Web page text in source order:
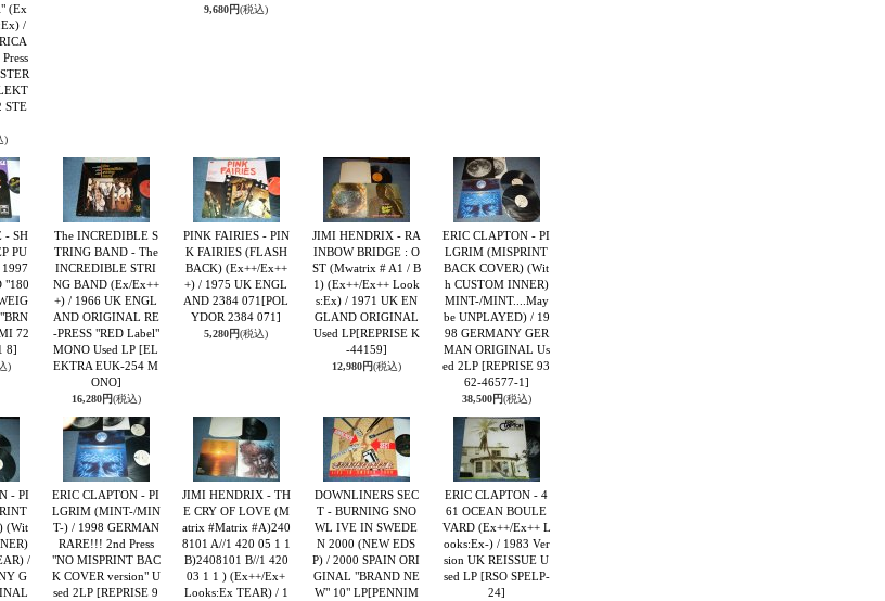
(Ex
/
STE
)
9,680円(税込)
- SH
PU
"180
72
8]
)
The INCREDIBLE S
TRING BAND - The
INCREDIBLE STRI
NG BAND (Ex/Ex++
+) / 1966 UK ENGL
AND ORIGINAL RE
-PRESS "RED Label"
MONO Used LP [EL
EKTRA EUK-254 M
ONO]
16,280円(税込)
PINK FAIRIES - PIN
K FAIRIES (FLASH
BACK) (Ex++/Ex++
+) / 1975 UK ENGL
AND 2384 071[POL
YDOR 2384 071]
5,280円(税込)
JIMI HENDRIX - RA
INBOW BRIDGE : O
ST (Mwatrix # A1 / B
1) (Ex++/Ex++ Look
s:Ex) / 1971 UK EN
GLAND ORIGINAL
Used LP[REPRISE K
-44159]
12,980円(税込)
ERIC CLAPTON - PI
LGRIM (MISPRINT
BACK COVER) (Wit
h CUSTOM INNER)
MINT-/MINT....May
be UNPLAYED) / 19
98 GERMANY GER
MAN ORIGINAL Us
ed 2LP [REPRISE 93
62-46577-1]
38,500円(税込)
- PI
(Wit
/
G
ERIC CLAPTON - PI
LGRIM (MINT-/MIN
T-) / 1998 GERMAN
RARE!!! 2nd Press
"NO MISPRINT BAC
K COVER version" U
sed 2LP [REPRISE 9
JIMI HENDRIX - TH
E CRY OF LOVE (M
atrix #Matrix #A)240
8101 A//1 420 05 1 1
B)2408101 B//1 420
03 1 1 ) (Ex++/Ex+
Looks:Ex TEAR) / 1
DOWNLINERS SEC
T - BURNING SNO
WL IVE IN SWEDE
N 2000 (NEW EDS
P) / 2000 SPAIN ORI
GINAL "BRAND NE
W" 10" LP[PENNIM
ERIC CLAPTON - 4
61 OCEAN BOULE
VARD (Ex++/Ex++ L
ooks:Ex-) / 1983 Ver
sion UK REISSUE U
sed LP [RSO SPELP-
24]